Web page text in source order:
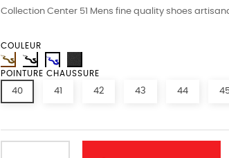
Collection Center 51 Mens fine quality shoes
COULEUR
POINTURE CHAUSSURE
40 41 42 43 44